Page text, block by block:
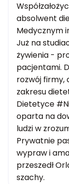
absolwent
Medycznym
Już na
żywienia -
pacjentami.
rozwój firmy,
zakresu
Dietetyce
oparta na
ludzi w
Prywatnie
wypraw i
przeszedł
szachy.